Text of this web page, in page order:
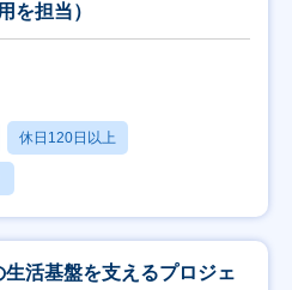
を担当）
休日120日以上
活基盤を支えるプロジェ